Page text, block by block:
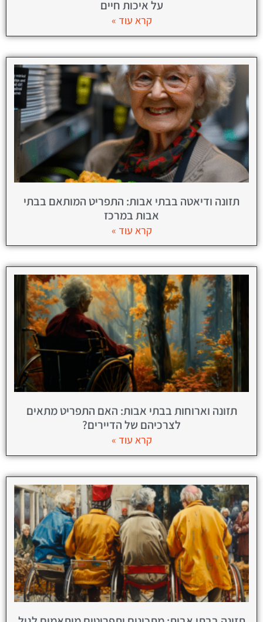
על איכות חיים
קרא עוד »
תזונה ודיאטה בבתי אבות: התפריט המותאם בבתי
אבות במרכז
קרא עוד »
תזונה וארוחות בבתי אבות: האם התפריט מתאים
לצרכיהם של הדיירים?
קרא עוד »